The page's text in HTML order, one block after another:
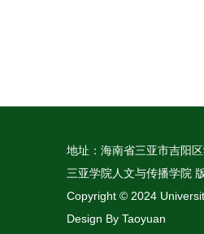
地址：海南省三亚市吉阳
三亚学院人文与传播学院
Copyright © 2024
Design By Taoyuan